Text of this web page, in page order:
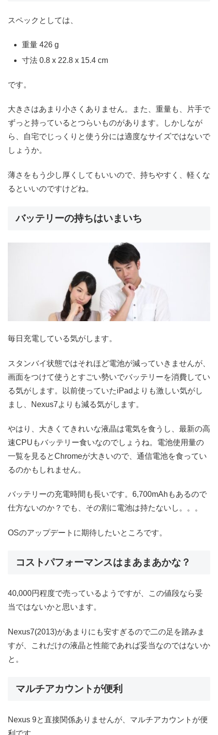
スペックとしては、
重量 426 g
寸法 0.8 x 22.8 x 15.4 cm
です。
大きさはあまり小さくありません。また、重量も、片手で
ずっと持っているとつらいものがあります。しかしなが
ら、自宅でじっくりと使う分には適度なサイズではないで
しょうか。
薄さをもう少し厚くしてもいいので、持ちやすく、軽くな
るといいのですけどね。
バッテリーの持ちはいまいち
毎日充電している気がします。
スタンバイ状態ではそれほど電池が減っていきませんが、
画面をつけて使うとすごい勢いでバッテリーを消費してい
る気がします。以前使っていたiPadよりも激しい気がし
まし、Nexus7よりも減る気がします。
やはり、大きくてきれいな液晶は電気を食うし、最新の高
速CPUもバッテリー食いなのでしょうね。電池使用量の
一覧を見るとChromeが大きいので、通信電池を食ってい
るのかもしれません。
バッテリーの充電時間も長いです。6,700mAhもあるので
仕方ないのか？でも、その割に電池は持たないし。。。
OSのアップデートに期待したいところです。
コストパフォーマンスはまあまあかな？
40,000円程度で売っているようですが、この値段なら妥
当ではないかと思います。
Nexus7(2013)があまりにも安すぎるので二の足を踏みま
すが、これだけの液晶と性能であれば妥当なのではないか
と。
マルチアカウントが便利
Nexus 9と直接関係ありませんが、マルチアカウントが便